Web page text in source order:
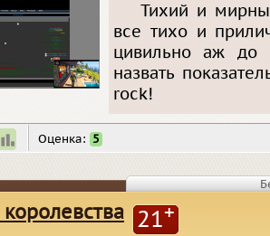
Тихий и
все тихо и
цивильно аж до
назвать
rock!
Оценка: 5
21+